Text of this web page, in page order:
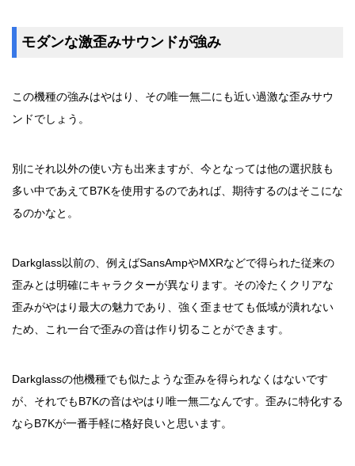
モダンな激歪みサウンドが強み
この機種の強みはやはり、その唯一無二にも近い過激な歪みサウ
ンドでしょう。
別にそれ以外の使い方も出来ますが、今となっては他の選択肢も
多い中であえてB7Kを使用するのであれば、期待するのはそこにな
るのかなと。
Darkglass以前の、例えばSansAmpやMXRなどで得られた従来の
歪みとは明確にキャラクターが異なります。その冷たくクリアな
歪みがやはり最大の魅力であり、強く歪ませても低域が潰れない
ため、これ一台で歪みの音は作り切ることができます。
Darkglassの他機種でも似たような歪みを得られなくはないです
が、それでもB7Kの音はやはり唯一無二なんです。歪みに特化する
ならB7Kが一番手軽に格好良いと思います。